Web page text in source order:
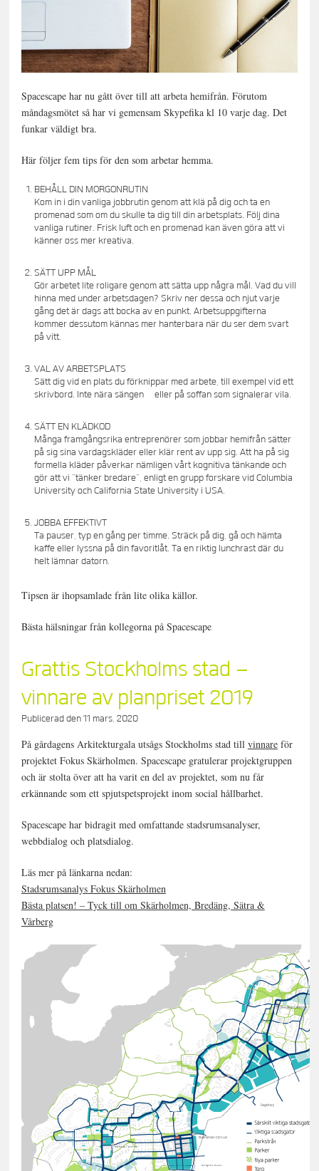
Spacescape har nu gått över till att arbeta hemifrån. Förutom
måndagsmötet så har vi gemensam Skypefika kl 10 varje dag. Det
funkar väldigt bra.
Här följer fem tips för den som arbetar hemma.
BEHÅLL DIN MORGONRUTIN
Kom in i din vanliga jobbrutin genom att klä på dig och ta en
promenad som om du skulle ta dig till din arbetsplats. Följ dina
vanliga rutiner. Frisk luft och en promenad kan även göra att vi
känner oss mer kreativa.
SÄTT UPP MÅL
Gör arbetet lite roligare genom att sätta upp några mål. Vad du vill
hinna med under arbetsdagen? Skriv ner dessa och njut varje
gång det är dags att bocka av en punkt. Arbetsuppgifterna
kommer dessutom kännas mer hanterbara när du ser dem svart
på vitt.
VAL AV ARBETSPLATS
Sätt dig vid en plats du förknippar med arbete, till exempel vid ett
skrivbord. Inte nära sängen eller på soffan som signalerar vila.
SÄTT EN KLÄDKOD
Många framgångsrika entreprenörer som jobbar hemifrån sätter
på sig sina vardagskläder eller klär rent av upp sig. Att ha på sig
formella kläder påverkar nämligen vårt kognitiva tänkande och
gör att vi ”tänker bredare”, enligt en grupp forskare vid Columbia
University och California State University i USA.
JOBBA EFFEKTIVT
Ta pauser, typ en gång per timme. Sträck på dig, gå och hämta
kaffe eller lyssna på din favoritlåt. Ta en riktig lunchrast där du
helt lämnar datorn.
Tipsen är ihopsamlade från lite olika källor.
Bästa hälsningar från kollegorna på Spacescape
Grattis Stockholms stad –
vinnare av planpriset 2019
Publicerad den11 mars, 2020
På gårdagens Arkitekturgala utsågs Stockholms stad till vinnareför
projektet Fokus Skärholmen. Spacescape gratulerar projektgruppen
och är stolta över att ha varit en del av projektet, som nu får
erkännande som ett spjutspetsprojekt inom social hållbarhet.
Spacescape har bidragit med omfattande stadsrumsanalyser,
webbdialog och platsdialog.
Läs mer på länkarna nedan:
Stadsrumsanalys Fokus Skärholmen
Bästa platsen! – Tyck till om Skärholmen, Bredäng, Sätra &
Vårberg